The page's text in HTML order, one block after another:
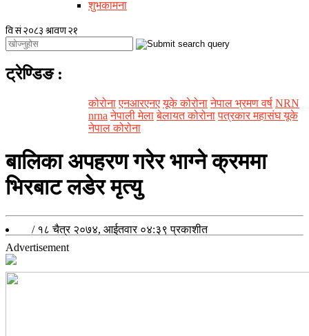
शुभकामना
ट्रेण्डिङ :
कोरोना एनआरएनए यूके कोरोना नेपाल भ्रमण वर्ष NRN
nrna नेपाली मेला बेलायत कोरोना पत्रकार महासंघ यूके
नेपाल कोरोना
बालिका अपहरण गरेर भाग्ने क्रममा
भिरबाट लडेर मृत्यु
/ १८ चैत्र २०७४, आईतवार ०४:३९ प्रकाशीत
Advertisement